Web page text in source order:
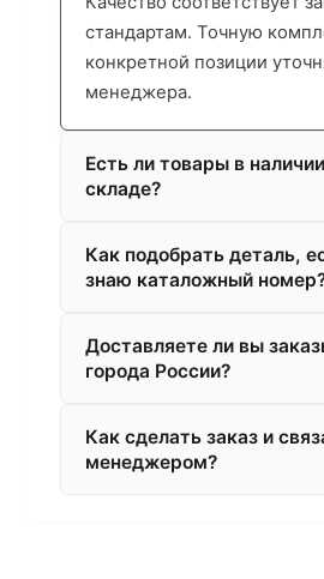
стандартам. Точную
конкретной позиции
менеджера.
Есть ли товары в
складе?
Как подобрать деталь,
знаю каталожный
Доставляете ли вы
города России?
Как сделать заказ и
менеджером?